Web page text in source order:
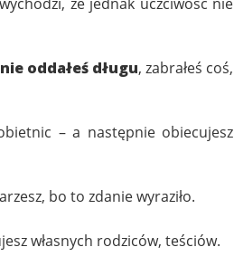
oddałeś długu, zabrałeś coś,
– a następnie obiecujesz
bo to zdanie wyraziło.
własnych rodziców, teściów.